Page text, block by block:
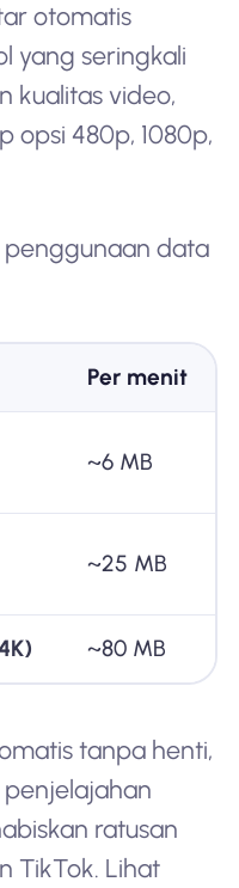
otomatis
yang seringkali
kualitas video,
opsi 480p, 1080p,
data
Per menit
~6 MB
~25 MB
~80 MB
tanpa henti,
ratusan
TikTok. Lihat